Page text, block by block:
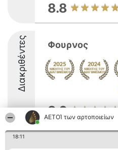
ΑΕΤΟΊ των αρτοποιείων
18:11
8.8
Διακριθέντες Φουρνος
8.6